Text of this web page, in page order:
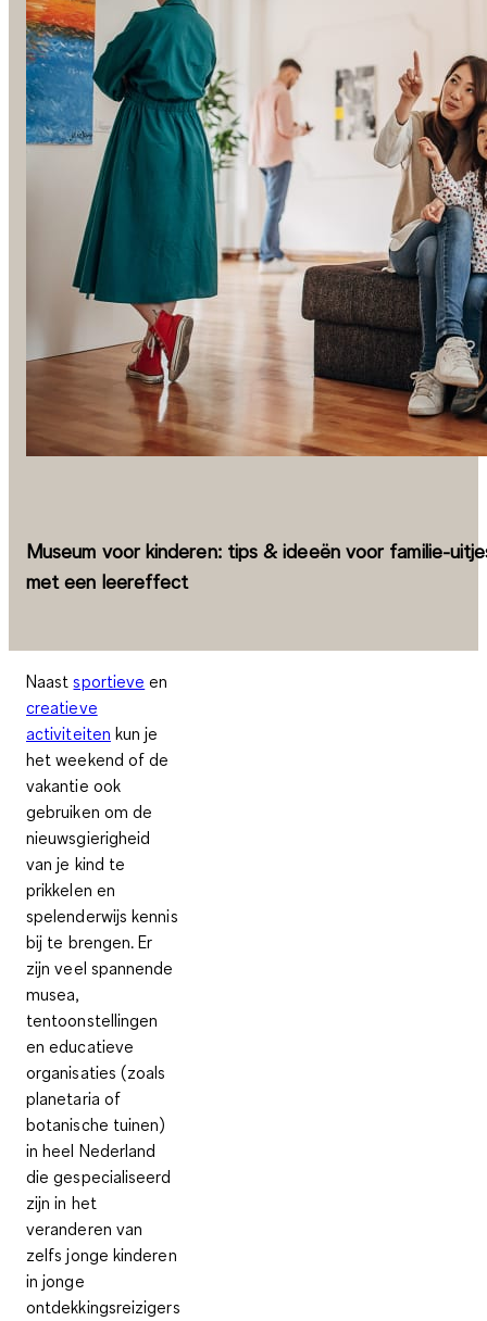
Museum voor kinderen: tips & ideeën voor familie-
met een leereffect
Naastsportieve en
creatieve
activiteiten kun je
het weekend of de
vakantie ook
gebruiken om de
nieuwsgierigheid
van je kind te
prikkelen en
spelenderwijs kennis
bij te brengen. Er
zijn veel spannende
musea,
tentoonstellingen
en educatieve
organisaties (zoals
planetaria of
botanische tuinen)
in heel Nederland
die gespecialiseerd
zijn in het
veranderen van
zelfs jonge kinderen
in jonge
ontdekkingsreizigers